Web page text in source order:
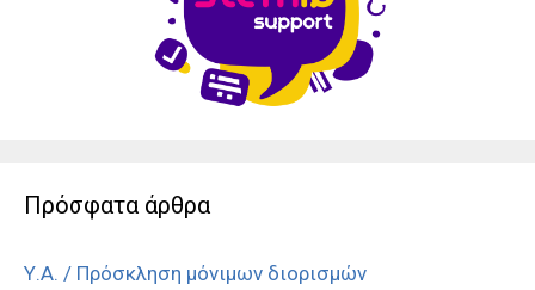
Πρόσφατα άρθρα
Υ.Α. / Πρόσκληση μόνιμων διορισμών